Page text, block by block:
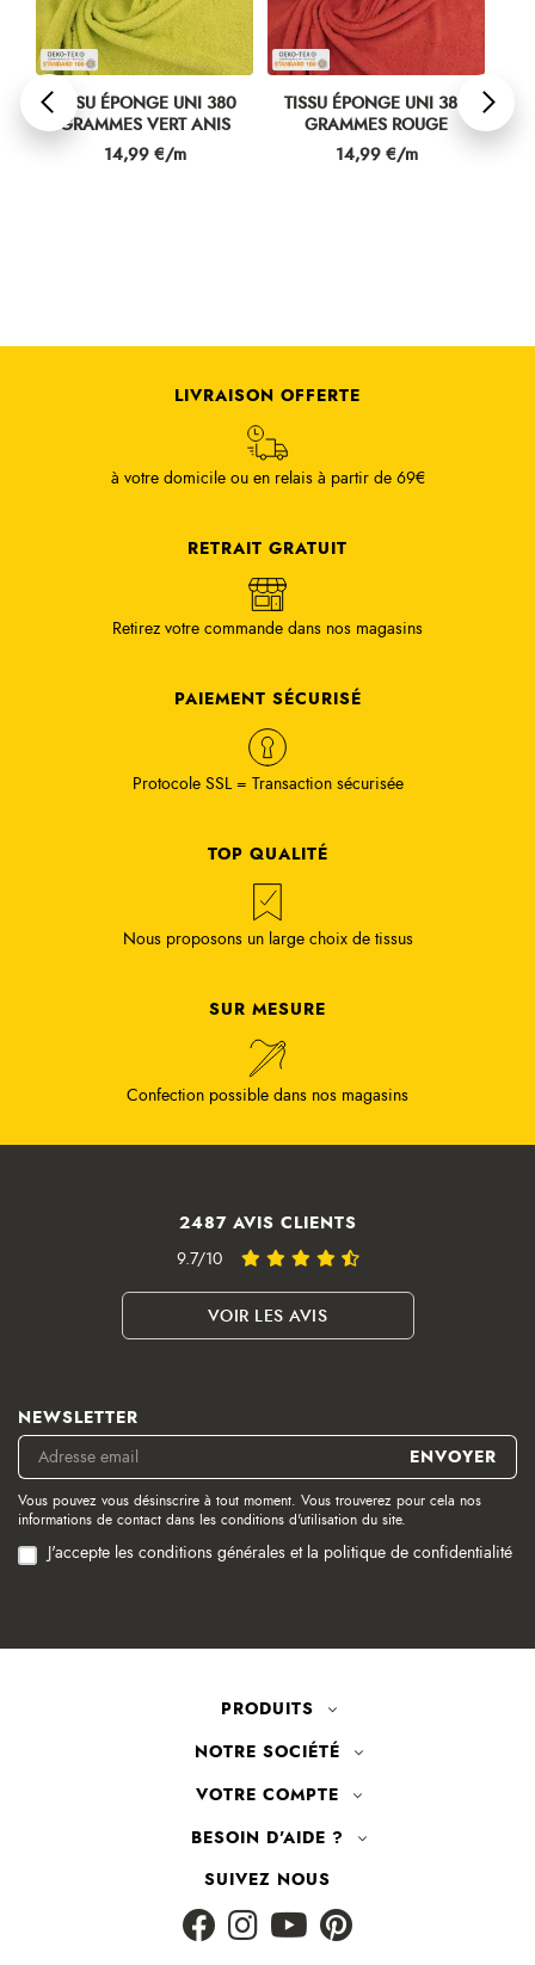
TISSU ÉPONGE UNI 380
GRAMMES VERT ANIS
Prix
14,99 €/m
TISSU ÉPONGE UNI 380
GRAMMES ROUGE
Prix
14,99 €/m
LIVRAISON OFFERTE
à votre domicile ou en relais à partir de 69€
RETRAIT GRATUIT
Retirez votre commande dans nos magasins
PAIEMENT SÉCURISÉ
Protocole SSL = Transaction sécurisée
TOP QUALITÉ
Nous proposons un large choix de tissus
SUR MESURE
Confection possible dans nos magasins
2487 AVIS CLIENTS
9.7/10
VOIR LES AVIS
NEWSLETTER
Vous pouvez vous désinscrire à tout moment. Vous trouverez pour cela nos
informations de contact dans les conditions d'utilisation du site.
J'accepte les conditions générales et la politique de confidentialité
PRODUITS
NOTRE SOCIÉTÉ
VOTRE COMPTE
BESOIN D'AIDE ?
SUIVEZ NOUS